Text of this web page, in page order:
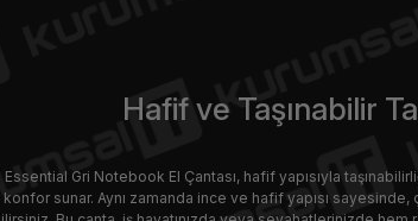
Hafif ve Taşınabilir
Essential Gri Notebook El Çantası, hafif yapısıyla
sunar. Aynı zamanda ince ve hafif yapısı